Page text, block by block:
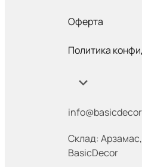
Оферта
Политика
Склад: Арзамас
BasicDecor